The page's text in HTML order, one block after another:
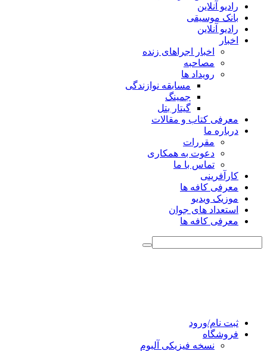
رادیو آنلاین
بانک موسیقی
رادیو آنلاین
اخبار
اخبار اجراهای زنده
مصاحبه
رویداد ها
مسابقه نوازندگی
جمینگ
گیتار بتل
معرفی کتاب و مقالات
درباره ما
مقررات
دعوت به همکاری
تماس با ما
کارآفرینی
معرفی کافه ها
موزیک ویدیو
استعداد های جوان
معرفی کافه ها
ثبت نام/ورود
فروشگاه
نسخه فیزیکی آلبوم